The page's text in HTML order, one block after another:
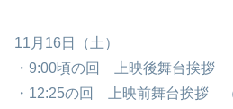
11月16日（土）
・9:00頃の回 上映後舞台挨拶
・12:25の回 上映前舞台挨拶